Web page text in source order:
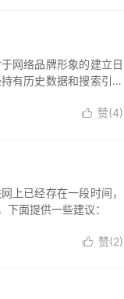
网络品牌形象的建立日
有历史数据和搜索引擎
 赞(4)
上已经存在一段时间，
面提供一些建议：
 赞(2)